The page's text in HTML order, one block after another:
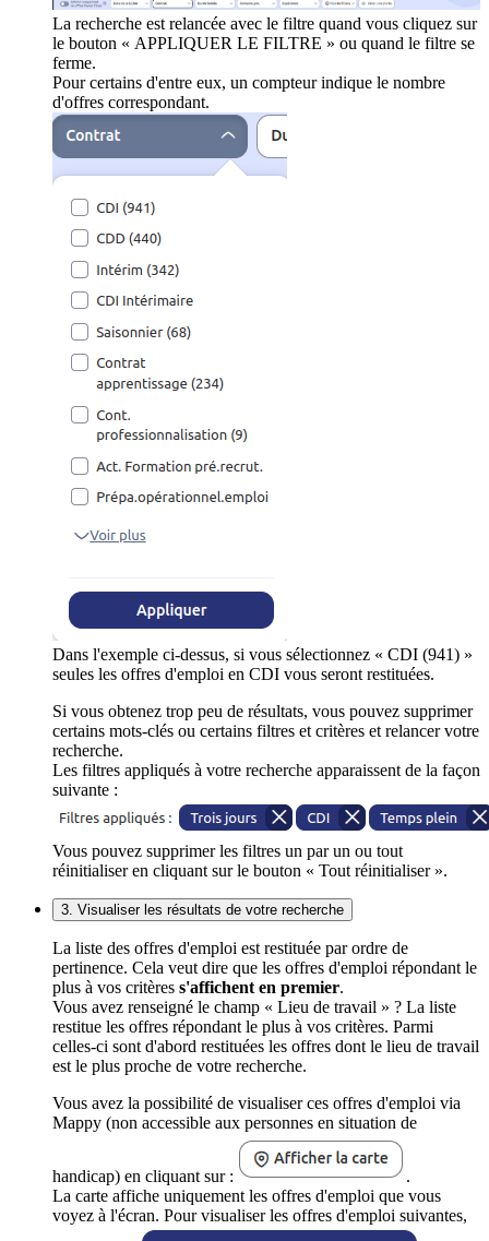
La recherche est relancée avec le filtre quand vous cliquez sur
le bouton « APPLIQUER LE FILTRE » ou quand le filtre se
ferme.
Pour certains d'entre eux, un compteur indique le nombre
d'offres correspondant.
Dans l'exemple ci-dessus, si vous sélectionnez « CDI (941) »
seules les offres d'emploi en CDI vous seront restituées.
Si vous obtenez trop peu de résultats, vous pouvez supprimer
certains mots-clés ou certains filtres et critères et relancer votre
recherche.
Les filtres appliqués à votre recherche apparaissent de la façon
suivante :
Vous pouvez supprimer les filtres un par un ou tout
réinitialiser en cliquant sur le bouton « Tout réinitialiser ».
3. Visualiser les résultats de votre recherche
La liste des offres d'emploi est restituée par ordre de
pertinence. Cela veut dire que les offres d'emploi répondant le
plus à vos critères s'affichent en premier.
Vous avez renseigné le champ « Lieu de travail » ? La liste
restitue les offres répondant le plus à vos critères. Parmi
celles-ci sont d'abord restituées les offres dont le lieu de travail
est le plus proche de votre recherche.
Vous avez la possibilité de visualiser ces offres d'emploi via
Mappy (non accessible aux personnes en situation de
handicap) en cliquant sur :
.
La carte affiche uniquement les offres d'emploi que vous
voyez à l'écran. Pour visualiser les offres d'emploi suivantes,